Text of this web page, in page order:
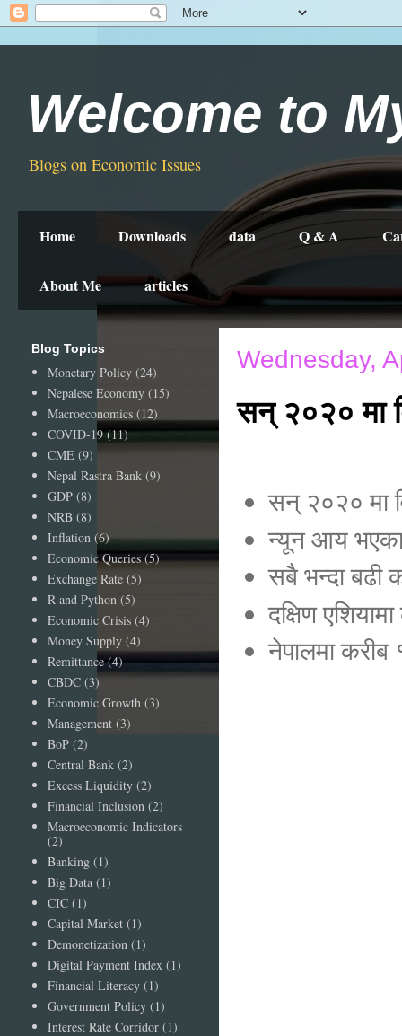
Welcome to
Blogs on Economic Issues
Home Downloads data Q & A
About Me articles
Wednesday,
सन् २०२० मा
सन् २०२० मा
न्यून आय
सबै भन्दा बढी
दक्षिण
नेपालमा
Blog Topics
Monetary Policy (24)
Nepalese Economy (15)
Macroeconomics (12)
COVID-19 (11)
CME (9)
Nepal Rastra Bank (9)
GDP (8)
NRB (8)
Inflation (6)
Economic Queries (5)
Exchange Rate (5)
R and Python (5)
Economic Crisis (4)
Money Supply (4)
Remittance (4)
CBDC (3)
Economic Growth (3)
Management (3)
BoP (2)
Central Bank (2)
Excess Liquidity (2)
Financial Inclusion (2)
Macroeconomic Indicators
(2)
Banking (1)
Big Data (1)
CIC (1)
Capital Market (1)
Demonetization (1)
Digital Payment Index (1)
Financial Literacy (1)
Government Policy (1)
Interest Rate Corridor (1)